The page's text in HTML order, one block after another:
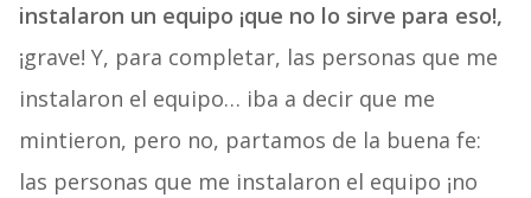
instalaron un equipo ¡que no lo sirve para eso!,
¡grave! Y, para completar, las personas que me
instalaron el equipo… iba a decir que me
mintieron, pero no, partamos de la buena fe:
las personas que me instalaron el equipo ¡no